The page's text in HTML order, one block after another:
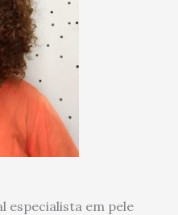
especialista em pele